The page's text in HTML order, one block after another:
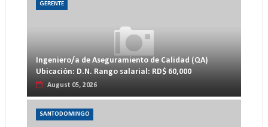
GERENTE
Ingeniero/a de Aseguramiento de Calidad (QA)
Ubicación: D.N. Rango salarial: RD$ 60,000
August 05, 2026
SANTODOMINGO